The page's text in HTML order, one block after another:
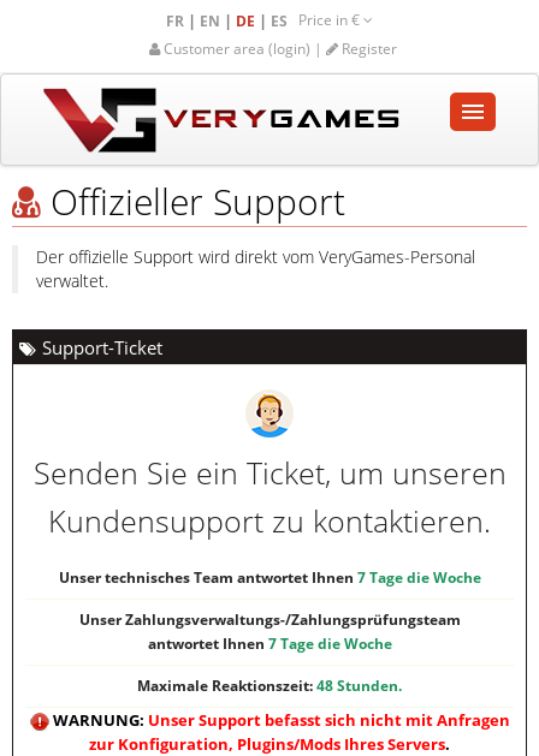
FR | EN | DE | ES Price in€
Customer area (login) |
Register
STARTSEITE
GEMEINSCHAFT
HILFE-UNTERSTÜTZUNG
Empty cart
Offizieller Support
Der offizielle Support wird direkt vom VeryGames-Personal
verwaltet.
Support-Ticket
Senden Sie ein Ticket, um unseren
Kundensupport zu kontaktieren.
Unser technisches Team antwortet Ihnen 7 Tage die Woche
Unser Zahlungsverwaltungs-/Zahlungsprüfungsteam
antwortet Ihnen 7 Tage die Woche
Maximale Reaktionszeit:48 Stunden.
WARNUNG: Unser Support befasst sich nicht mit Anfragen
zur Konfiguration, Plugins/Mods Ihres Servers.